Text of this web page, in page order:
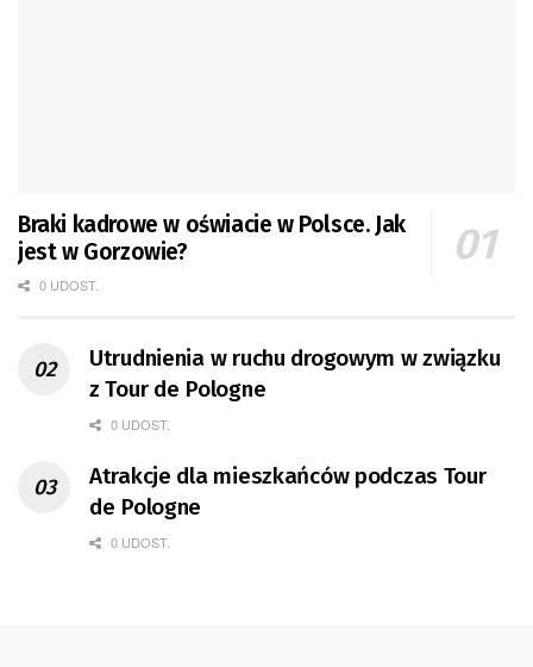
Braki kadrowe w oświacie w Polsce. Jak
jest w Gorzowie?
0 UDOST.
Utrudnienia w ruchu drogowym w związku
z Tour de Pologne
0 UDOST.
Atrakcje dla mieszkańców podczas Tour
de Pologne
0 UDOST.